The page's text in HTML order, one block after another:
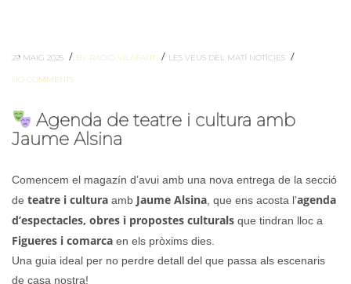
29 MAIG 2025 / BY RADIO VILAFANT / LES VEUS DEL MATÍ NOTÍCIES /
NO COMMENTS
Agenda de teatre i cultura amb
Jaume Alsina
Comencem el magazín d’avui amb una nova entrega de la secció
de teatre i cultura amb Jaume Alsina , que ens acosta l’agenda
d’espectacles, obres i propostes culturals que tindran lloc a
Figueres i comarca en els pròxims dies.
Una guia ideal per no perdre detall del que passa als escenaris
de casa nostra!